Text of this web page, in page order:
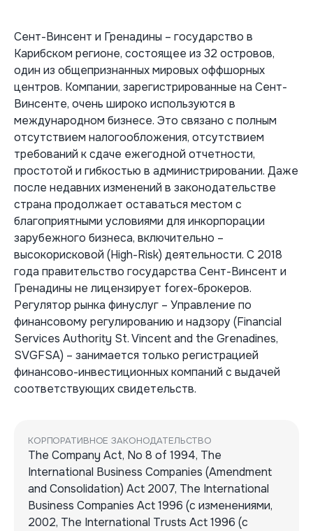
Сент-Винсент и Гренадины – государство в
Карибском регионе, состоящее из 32 островов,
один из общепризнанных мировых оффшорных
центров. Компании, зарегистрированные на Сент-
Винсенте, очень широко используются в
международном бизнесе. Это связано с полным
отсутствием налогообложения, отсутствием
требований к сдаче ежегодной отчетности,
простотой и гибкостью в администрировании. Даже
после недавних изменений в законодательстве
страна продолжает оставаться местом с
благоприятными условиями для инкорпорации
зарубежного бизнеса, включительно –
высокорисковой (High-Risk) деятельности. С 2018
года правительство государства Сент-Винсент и
Гренадины не лицензирует forex-брокеров.
Регулятор рынка финуслуг – Управление по
финансовому регулированию и надзору (Financial
Services Authority St. Vincent and the Grenadines,
SVGFSA) – занимается только регистрацией
финансово-инвестиционных компаний с выдачей
соответствующих свидетельств.
КОРПОРАТИВНОЕ ЗАКОНОДАТЕЛЬСТВО
The Company Act, No 8 of 1994, The
International Business Companies (Amendment
and Consolidation) Act 2007, The International
Business Companies Act 1996 (с изменениями,
2002, The International Trusts Act 1996 (с